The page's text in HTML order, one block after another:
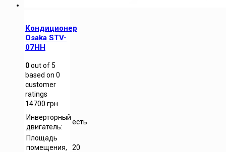
Кондиционер
Osaka STV-
07HH
0out of5
based on 0
customer
ratings
14700 грн
Инверторный
двигатель:
есть
Площадь
помещения,
20